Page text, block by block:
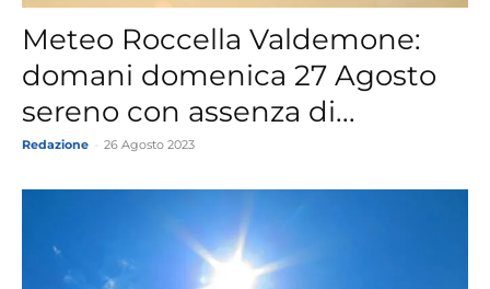
Meteo Roccella Valdemone:
domani domenica 27 Agosto
sereno con assenza di...
Redazione 26 Agosto 2023